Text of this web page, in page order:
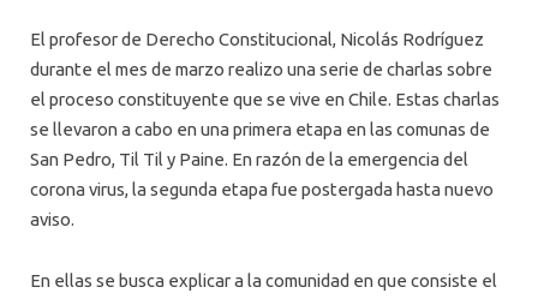
El profesor de Derecho Constitucional, Nicolás Rodríguez
durante el mes de marzo realizo una serie de charlas sobre
el proceso constituyente que se vive en Chile. Estas charlas
se llevaron a cabo en una primera etapa en las comunas de
San Pedro, Til Til y Paine. En razón de la emergencia del
corona virus, la segunda etapa fue postergada hasta nuevo
aviso.
En ellas se busca explicar a la comunidad en que consiste el